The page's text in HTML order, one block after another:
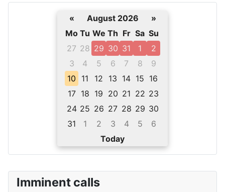
Imminent calls
« August 2026
»
Mo Tu We Th Fr Sa Su
27 28 29 30 31 1
2
3
4 5 6 7 8
9
10
11 12 13 14 15 16
17 18 19 20 21 22 23
24 25 26 27 28 29 30
31
1 2 3 4 5
6
Today